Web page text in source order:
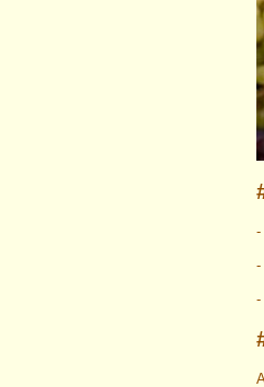
-
-
-